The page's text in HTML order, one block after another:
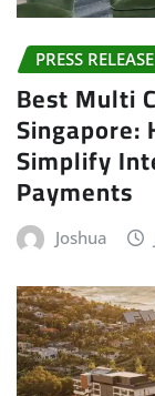
PRESS RELEASE
Best Multi
Singapore:
Simplify
Payments
Joshua